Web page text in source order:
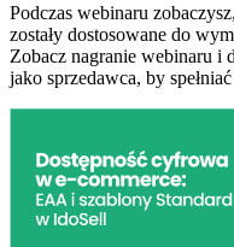
Podczas webinaru
zostały dostosowane do
Zobacz nagranie webinaru i
jako sprzedawca, by